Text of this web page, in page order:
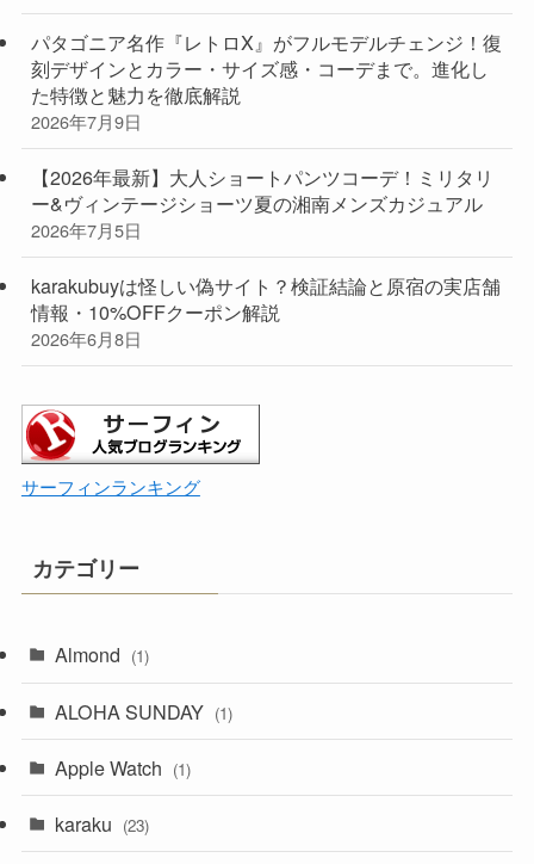
パタゴニア名作『レトロX』がフルモデルチェンジ！復
刻デザインとカラー・サイズ感・コーデまで。進化し
た特徴と魅力を徹底解説
2026年7月9日
【2026年最新】大人ショートパンツコーデ！ミリタリ
ー&ヴィンテージショーツ夏の湘南メンズカジュアル
2026年7月5日
karakubuyは怪しい偽サイト？検証結論と原宿の実店舗
情報・10%OFFクーポン解説
2026年6月8日
サーフィンランキング
カテゴリー
Almond (1)
ALOHA SUNDAY (1)
Apple Watch (1)
karaku (23)